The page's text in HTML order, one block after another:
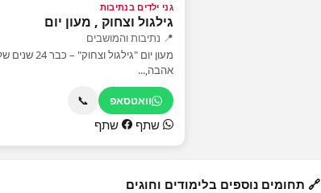
גני ילדים בנתיבות
גילגול וצחוק , מעון יום
📍 נתיבות והמושבים
מעון יום "גילגול וצחוק" – כבר 24
אהבה,...
וואטסאפ 📞
שתף שתף
🔗 תחומים נוספים בלימודים וחוגים